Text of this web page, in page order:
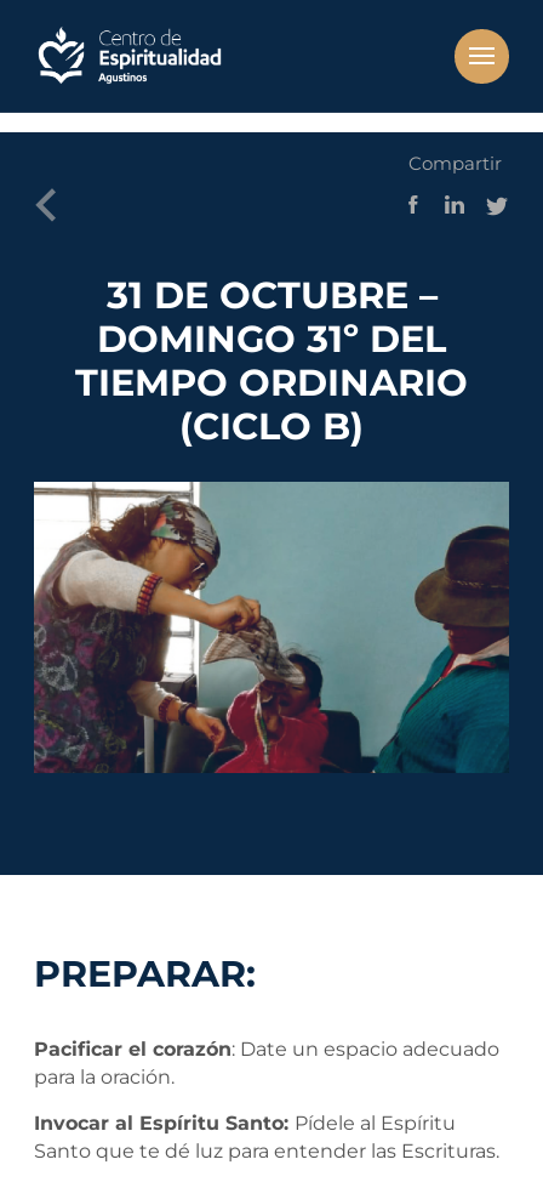
Compartir
31 DE OCTUBRE –
DOMINGO 31º DEL
TIEMPO ORDINARIO
(CICLO B)
PREPARAR:
Pacificar el corazón: Date un espacio adecuado
para la oración.
Invocar al Espíritu Santo: Pídele al Espíritu
Santo que te dé luz para entender las Escrituras.